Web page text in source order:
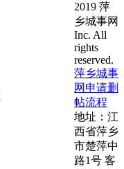
2019 萍
乡城事网
Inc. All
rights
reserved.
萍乡城事
网申请删
帖流程
地址：江
西省萍乡
市楚萍中
路1号 客